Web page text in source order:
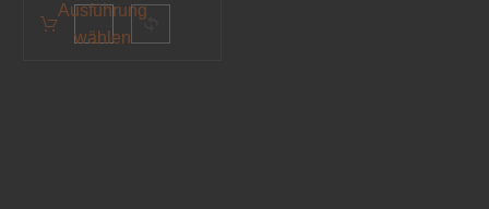
Ausführung
wählen